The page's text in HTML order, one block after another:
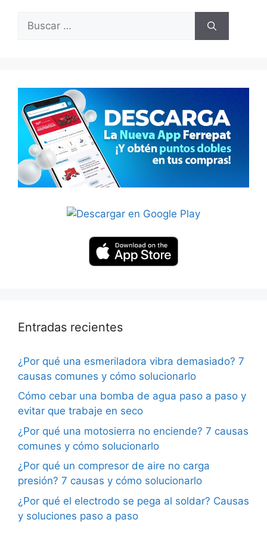
Buscar:
Entradas recientes
¿Por qué una esmeriladora vibra demasiado? 7
causas comunes y cómo solucionarlo
Cómo cebar una bomba de agua paso a paso y
evitar que trabaje en seco
¿Por qué una motosierra no enciende? 7 causas
comunes y cómo solucionarlo
¿Por qué un compresor de aire no carga
presión? 7 causas y cómo solucionarlo
¿Por qué el electrodo se pega al soldar? Causas
y soluciones paso a paso